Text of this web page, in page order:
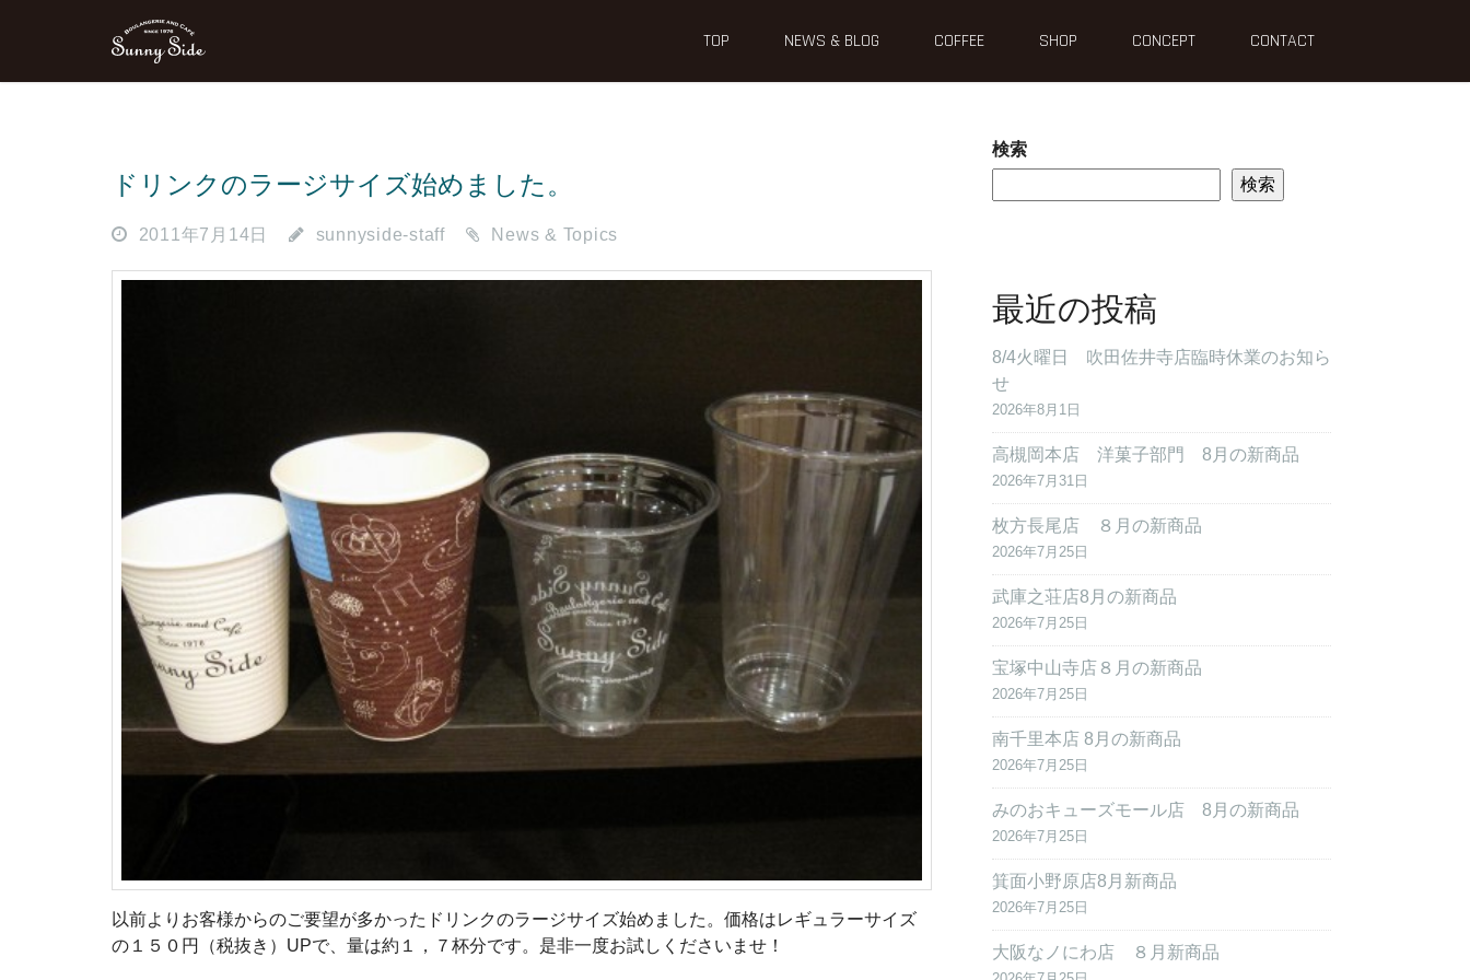
TOP NEWS & BLOG COFFEE SHOP CONCEPT CONTACT
ドリンクのラージサイズ始めました。
2011年7月14日 sunnyside-staff News & Topics
以前よりお客様からのご要望が多かったドリンクのラージサイズ始めました。価格はレギュラーサイズ
の１５０円（税抜き）UPで、量は約１，７杯分です。是非一度お試しくださいませ！
検索
検索
最近の投稿
8/4火曜日 吹田佐井寺店臨時休業のお知ら
せ
2026年8月1日
高槻岡本店 洋菓子部門 8月の新商品
2026年7月31日
枚方長尾店 ８月の新商品
2026年7月25日
武庫之荘店8月の新商品
2026年7月25日
宝塚中山寺店８月の新商品
2026年7月25日
南千里本店 8月の新商品
2026年7月25日
みのおキューズモール店 8月の新商品
2026年7月25日
箕面小野原店8月新商品
2026年7月25日
大阪なノにわ店 ８月新商品